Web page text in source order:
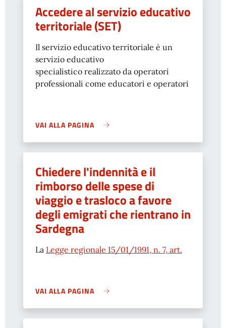
Accedere al servizio educativo
territoriale (SET)
Il servizio educativo territoriale è un
servizio educativo
specialistico realizzato da operatori
professionali come educatori e operatori
VAI ALLA PAGINA
Chiedere l'indennità e il
rimborso delle spese di
viaggio e trasloco a favore
degli emigrati che rientrano in
Sardegna
La Legge regionale 15/01/1991, n. 7, art.
VAI ALLA PAGINA